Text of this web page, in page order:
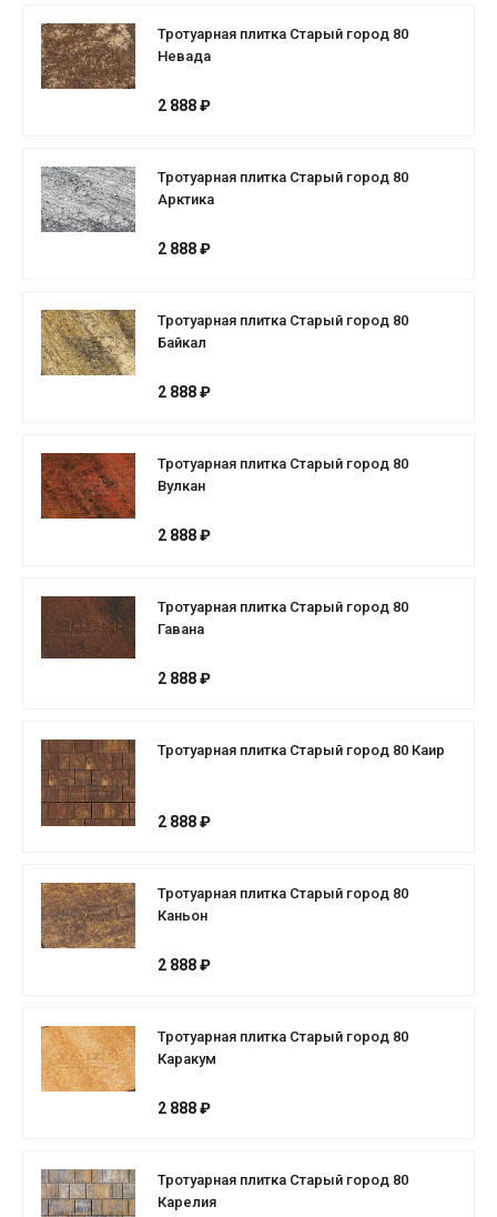
Тротуарная плитка Старый город 80
Невада
2 888 ₽
Тротуарная плитка Старый город 80
Арктика
2 888 ₽
Тротуарная плитка Старый город 80
Байкал
2 888 ₽
Тротуарная плитка Старый город 80
Вулкан
2 888 ₽
Тротуарная плитка Старый город 80
Гавана
2 888 ₽
Тротуарная плитка Старый город 80 Каир
2 888 ₽
Тротуарная плитка Старый город 80
Каньон
2 888 ₽
Тротуарная плитка Старый город 80
Каракум
2 888 ₽
Тротуарная плитка Старый город 80
Карелия